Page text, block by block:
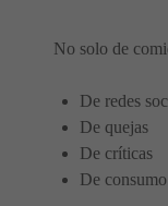
No solo de
De redes
De quejas
De críticas
De